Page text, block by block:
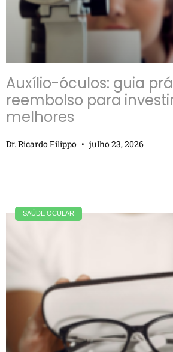
Auxílio-óculos: guia
reembolso para
melhores
Dr. Ricardo Filippo julho 23, 2026
SAÚDE OCULAR